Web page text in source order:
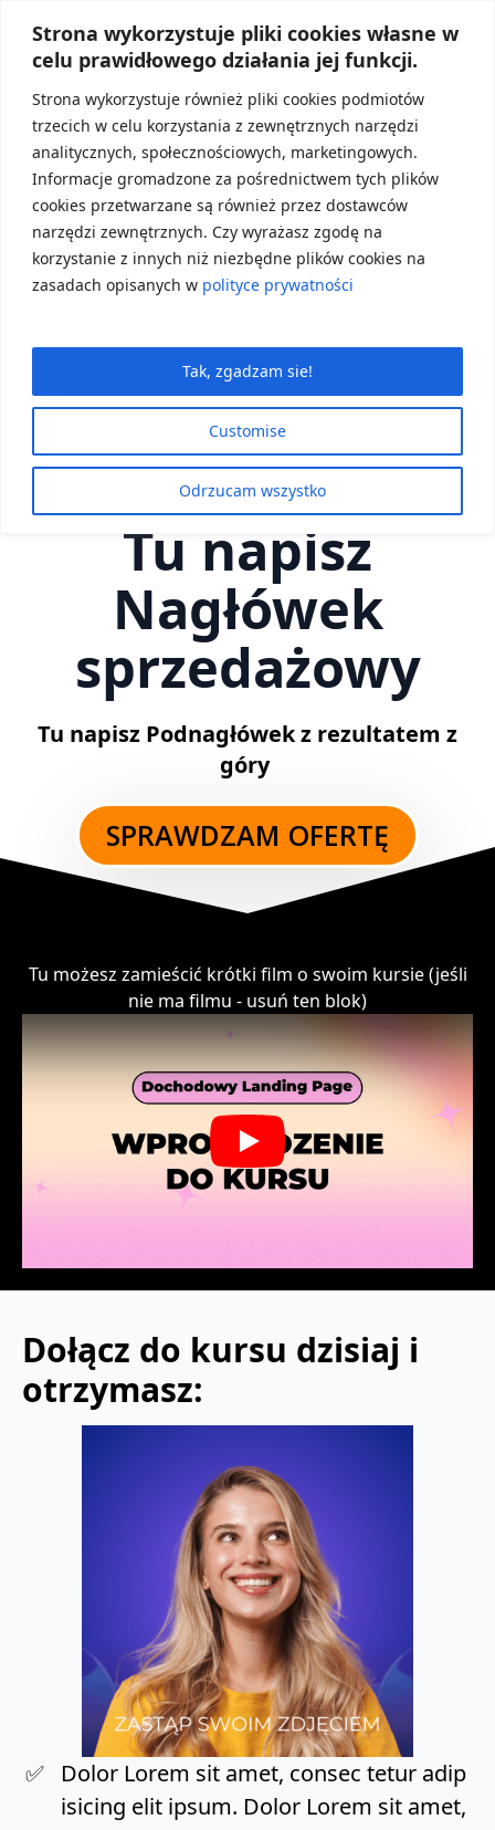
Strona wykorzystuje pliki cookies własne w
celu prawidłowego działania jej funkcji.
Strona wykorzystuje również pliki cookies podmiotów
trzecich w celu korzystania z zewnętrznych narzędzi
analitycznych, społecznościowych, marketingowych.
Informacje gromadzone za pośrednictwem tych plików
cookies przetwarzane są również przez dostawców
narzędzi zewnętrznych. Czy wyrażasz zgodę na
korzystanie z innych niż niezbędne plików cookies na
zasadach opisanych w polityce prywatności
Customise
Odrzucam wszystko
Tak, zgadzam sie!
TWÓJ PLIK ZOSTAŁ
WYSŁANY E-MAILEM
Tu napisz
Nagłówek
sprzedażowy
Tu napisz Podnagłówek z rezultatem z
góry
SPRAWDZAM OFERTĘ
Tu możesz zamieścić krótki film o swoim kursie (jeśli
nie ma filmu - usuń ten blok)
Play
Dołącz do kursu dzisiaj i
otrzymasz:
Dolor Lorem sit amet, consec tetur adip
isicing elit ipsum. Dolor Lorem sit amet,